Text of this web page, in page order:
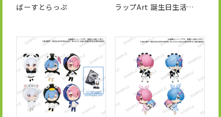
ばーすとらっぷ
ラップArt 誕生日生活